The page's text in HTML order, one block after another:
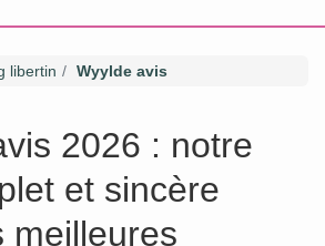
libertin Wyylde avis
2026 : notre
et sincère
meilleures